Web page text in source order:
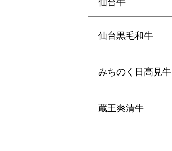
仙台黒毛和牛
みちのく日高見牛
蔵王爽清牛